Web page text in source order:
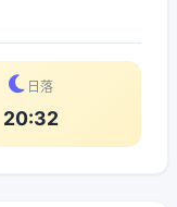
日落
20:32